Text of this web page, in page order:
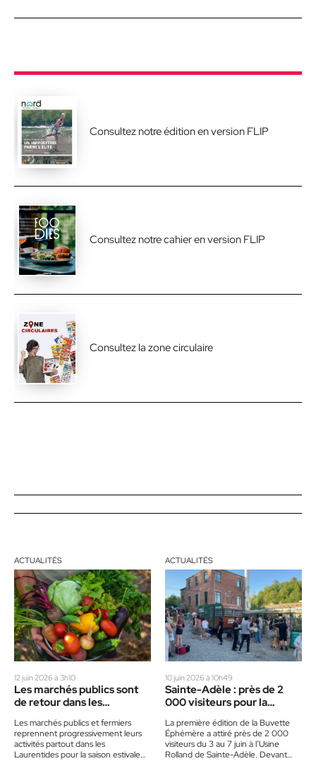
Consultez notre édition en version FLIP
Consultez notre cahier en version FLIP
Consultez la zone circulaire
ACTUALITÉS
12 juin 2026 à 3h10
Les marchés publics sont
de retour dans les
Les marchés publics et fermiers
reprennent progressivement leurs
activités partout dans les
Laurentides pour la saison estivale
ACTUALITÉS
10 juin 2026 à 10h49
Sainte-Adèle : près de 2
000 visiteurs pour la
Éphémère
La première édition de la Buvette
Éphémère a attiré près de 2 000
visiteurs du 3 au 7 juin à l’Usine
Rolland de Sainte-Adèle. Devant…